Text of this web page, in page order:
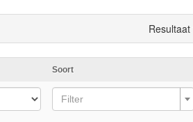
Resultaat
Soort
Filter